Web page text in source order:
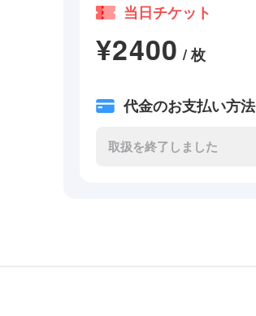
当日チケット
¥2400 / 枚
代金のお支払い方法
取扱を終了しました